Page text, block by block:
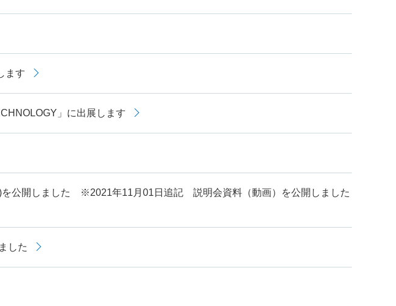
ます
」に出展します
公開しました ※2021年11月01日追記 説明会資料（動画）を公開しました
した